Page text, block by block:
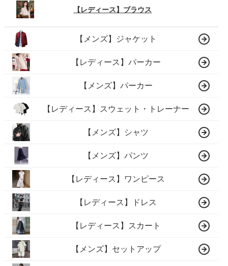
【レディース】ブラウス
【メンズ】ジャケット
【レディース】パーカー
【メンズ】パーカー
【レディース】スウェット・トレーナー
【メンズ】シャツ
【メンズ】パンツ
【レディース】ワンピース
【レディース】ドレス
【レディース】スカート
【メンズ】セットアップ